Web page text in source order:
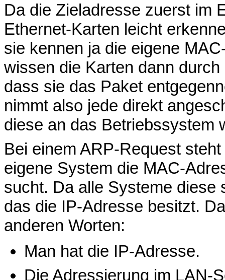
Da die Zieladresse zuerst im
Ethernet-Karten leicht
sie kennen ja die eigene
wissen die Karten dann
dass sie das Paket
nimmt also jede direkt
diese an das Betriebssystem
Bei einem ARP-Request
eigene System die MAC-
sucht. Da alle Systeme diese
das die IP-Adresse besitzt.
anderen Worten:
Man hat die IP-Adresse.
Die Adressierung im LAN-